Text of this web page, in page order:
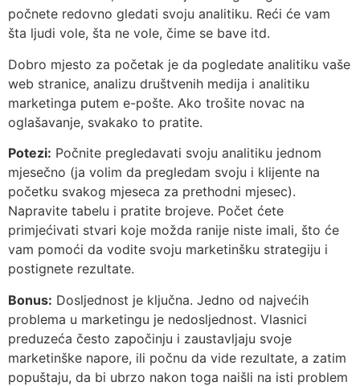
počnete redovno gledati svoju analitiku. Reći će vam
šta ljudi vole, šta ne vole, čime se bave itd.
Dobro mjesto za početak je da pogledate analitiku vaše
web stranice, analizu društvenih medija i analitiku
marketinga putem e-pošte. Ako trošite novac na
oglašavanje, svakako to pratite.
Potezi: Počnite pregledavati svoju analitiku jednom
mjesečno (ja volim da pregledam svoju i klijente na
početku svakog mjeseca za prethodni mjesec).
Napravite tabelu i pratite brojeve. Počet ćete
primjećivati ​​stvari koje možda ranije niste imali, što će
vam pomoći da vodite svoju marketinšku strategiju i
postignete rezultate.
Bonus: Dosljednost je ključna. Jedno od najvećih
problema u marketingu je nedosljednost. Vlasnici
preduzeća često započinju i zaustavljaju svoje
marketinške napore, ili počnu da vide rezultate, a zatim
popuštaju, da bi ubrzo nakon toga naišli na isti problem